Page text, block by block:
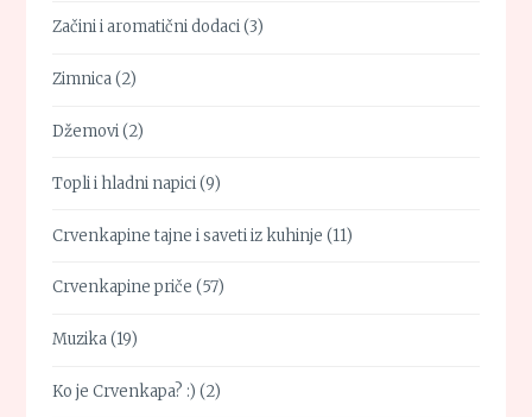
Začini i aromatični dodaci(3)
Zimnica(2)
Džemovi(2)
Topli i hladni napici(9)
Crvenkapine tajne i saveti iz kuhinje (11)
Crvenkapine priče (57)
Muzika(19)
Ko je Crvenkapa? :) (2)